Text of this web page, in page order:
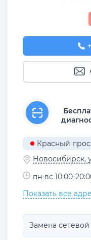
Красный
Новосибирск,
пн-вс 10:00-
Показать все
Замена сетевой